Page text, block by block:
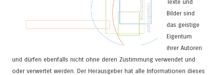
Texte und
Bilder sind
das geistige
Eigentum
ihrer Autoren
und dürfen ebenfalls nicht ohne deren Zustimmung verwendet und
oder verwertet werden. Der Herausgeber hat alle Informationen dieses